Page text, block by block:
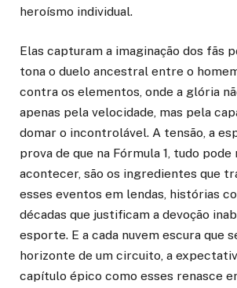
heroísmo individual.
Elas capturam a imaginação dos fãs
tona o duelo ancestral entre o
contra os elementos, onde a glória
apenas pela velocidade, mas pela
domar o incontrolável. A tensão, a
prova de que na Fórmula 1, tudo
acontecer, são os ingredientes que
esses eventos em lendas, histórias
décadas que justificam a devoção
esporte. E a cada nuvem escura que
horizonte de um circuito, a
capítulo épico como esses renasce